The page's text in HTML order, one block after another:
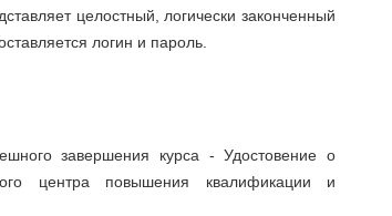
целостный, логически законченный
логин и пароль.
завершения курса - Удостовение о
центра повышения квалификации и